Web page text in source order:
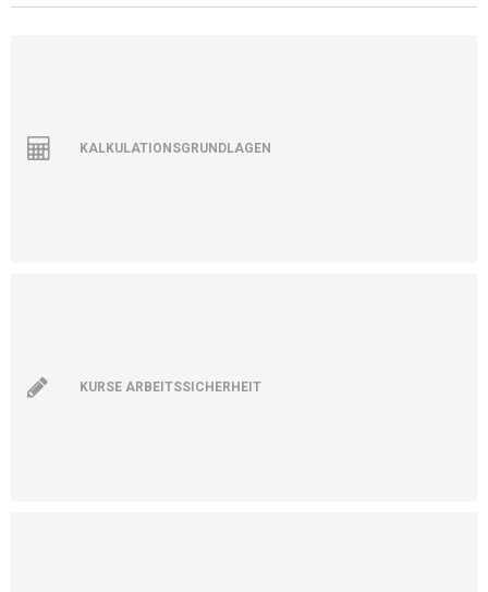
KALKULATIONSGRUNDLAGEN
KURSE ARBEITSSICHERHEIT